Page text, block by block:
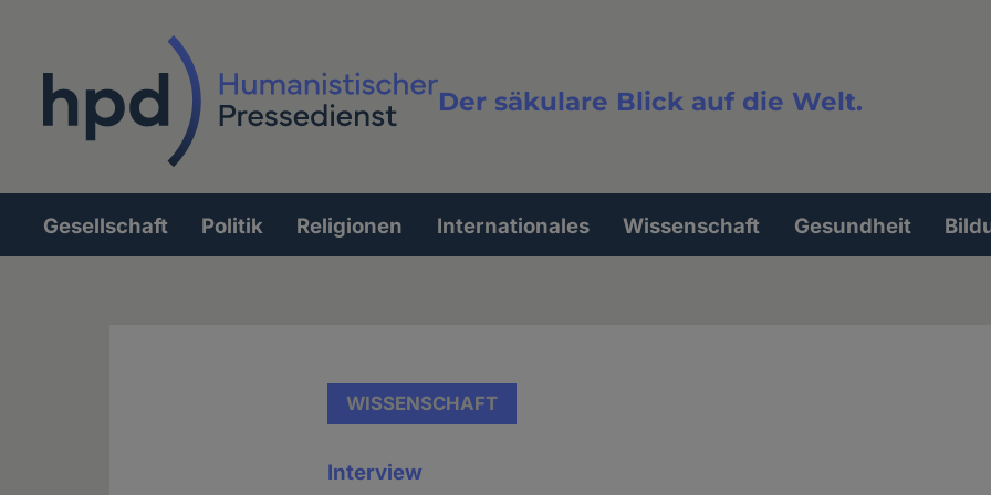
Der säkulare Blick auf die Welt.
Volltextsuche
Hauptnavigation
Gesellschaft Politik Religionen Internationales Wissenschaft Gesundheit
WISSENSCHAFT
Interview